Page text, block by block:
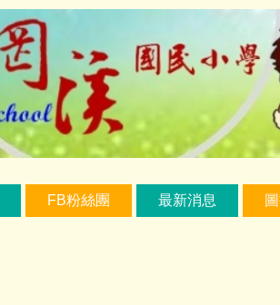
FB粉絲團 最新消息